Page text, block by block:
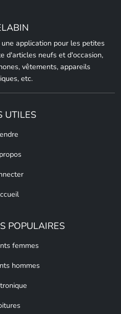
application pour les petites
d'articles neufs et d'occasion,
vêtements, appareils
etc.
UTILES
POPULAIRES
femmes
hommes